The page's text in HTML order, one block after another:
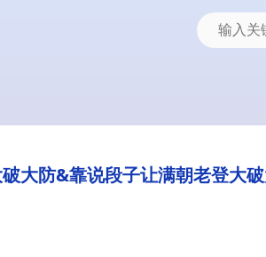
大防&靠说段子让满朝老登大